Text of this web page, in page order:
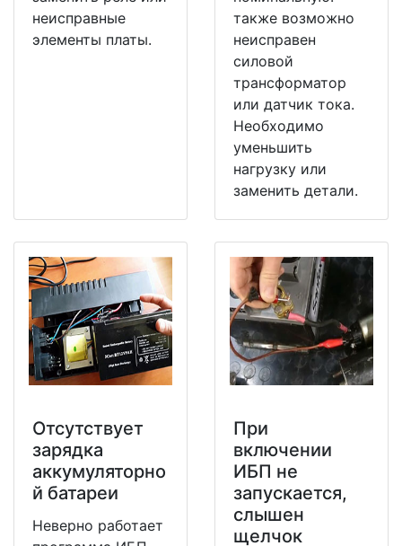
неисправные
элементы платы.
также возможно
неисправен
силовой
трансформатор
или датчик тока.
Необходимо
уменьшить
нагрузку или
заменить детали.
Отсутствует
зарядка
аккумуляторно
й батареи
Неверно работает
При
включении
ИБП не
запускается,
слышен
щелчок